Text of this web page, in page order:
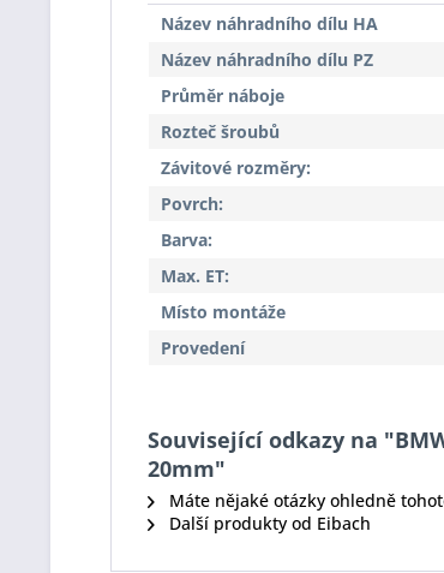
Název náhradního dílu HA
Název náhradního dílu PZ
Průměr náboje
Rozteč šroubů
Závitové rozměry:
Povrch:
Barva:
Max. ET:
Místo montáže
Provedení
Související odkazy na
20mm"
Máte nějaké otázky ohledně
Další produkty od Eibach